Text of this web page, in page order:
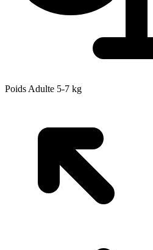
Poids Adulte 5-7 kg